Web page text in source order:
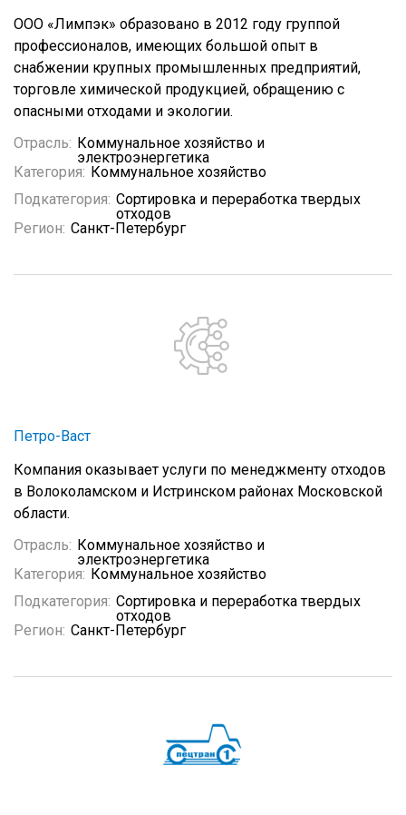
ООО «Лимпэк» образовано в 2012 году группой
профессионалов, имеющих большой опыт в
снабжении крупных промышленных предприятий,
торговле химической продукцией, обращению с
опасными отходами и экологии.
Отрасль: Коммунальное хозяйство и
электроэнергетика
Категория: Коммунальное хозяйство
Подкатегория: Сортировка и переработка твердых
отходов
Регион: Санкт-Петербург
Петро-Васт
Компания оказывает услуги по менеджменту отходов
в Волоколамском и Истринском районах Московской
области.
Отрасль: Коммунальное хозяйство и
электроэнергетика
Категория: Коммунальное хозяйство
Подкатегория: Сортировка и переработка твердых
отходов
Регион: Санкт-Петербург